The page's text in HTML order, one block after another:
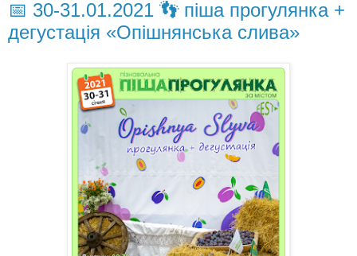
📅 30-31.01.2021 👣 піша прогулянка +
дегустація «Опішнянська слива»